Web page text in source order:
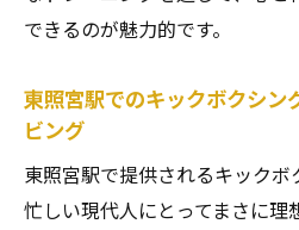
できるのが魅力的です。
東照宮駅でのキックボクシン
ビング
東照宮駅で提供されるキックボ
忙しい現代人にとってまさに理